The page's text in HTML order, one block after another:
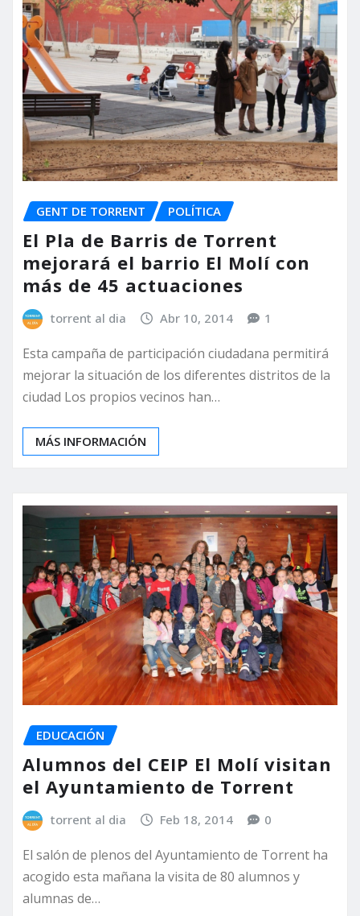
GENT DE TORRENT POLÍTICA
El Pla de Barris de Torrent
mejorará el barrio El Molí con
más de 45 actuaciones
torrent al dia Abr 10, 2014 1
Esta campaña de participación ciudadana permitirá
mejorar la situación de los diferentes distritos de la
ciudad Los propios vecinos han…
MÁS INFORMACIÓN
EDUCACIÓN
Alumnos del CEIP El Molí visitan
el Ayuntamiento de Torrent
torrent al dia Feb 18, 2014 0
El salón de plenos del Ayuntamiento de Torrent ha
acogido esta mañana la visita de 80 alumnos y
alumnas de…